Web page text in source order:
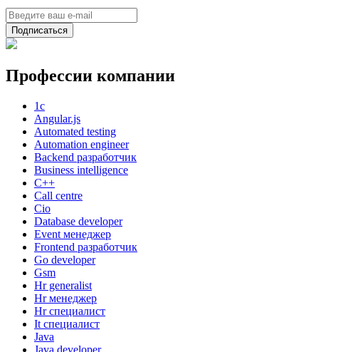
Подписаться
Профессии компании
1с
Angular.js
Automated testing
Automation engineer
Backend разработчик
Business intelligence
C++
Call centre
Cio
Database developer
Event менеджер
Frontend разработчик
Go developer
Gsm
Hr generalist
Hr менеджер
Hr специалист
It специалист
Java
Java developer